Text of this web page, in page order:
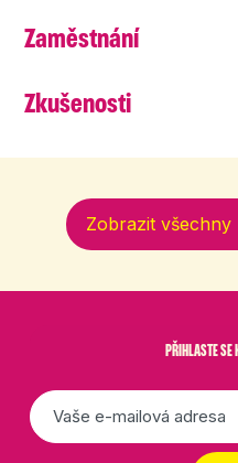
Zaměstnání
Zkušenosti
Zobrazit všechny
PŘIHLASTE SE
E-
mail